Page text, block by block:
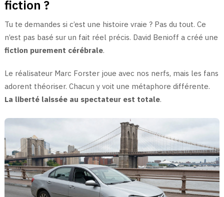
fiction ?
Tu te demandes si c’est une histoire vraie ? Pas du tout. Ce
n’est pas basé sur un fait réel précis. David Benioff a créé une
fiction purement cérébrale.
Le réalisateur Marc Forster joue avec nos nerfs, mais les fans
adorent théoriser. Chacun y voit une métaphore différente.
La liberté laissée au spectateur est totale.